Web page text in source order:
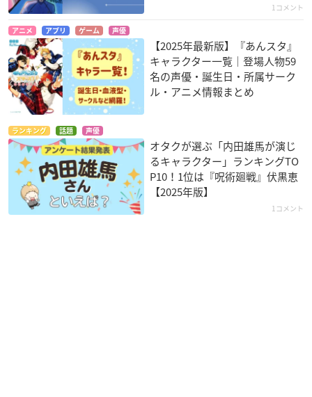
1コメント
アニメ アプリ ゲーム 声優
【2025年最新版】『あんスタ』
キャラクター一覧｜登場人物59
名の声優・誕生日・所属サーク
ル・アニメ情報まとめ
ランキング 話題 声優
オタクが選ぶ「内田雄馬が演じ
るキャラクター」ランキングTO
P10！1位は『呪術廻戦』伏黒恵
【2025年版】
1コメント